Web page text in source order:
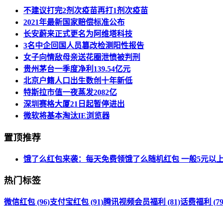
不建议打完2剂次疫苗再打1剂次疫苗
2021年最新国家赔偿标准公布
长安蔚来正式更名为阿维塔科技
3名中企回国人员篡改检测阳性报告
女子向情敌母亲送花圈泄愤被判刑
贵州茅台一季度净利139.54亿元
北京户籍人口出生数创十年新低
特斯拉市值一夜蒸发2082亿
深圳赛格大厦21日起暂停进出
微软将基本淘汰IE浏览器
置顶推荐
饿了么红包来袭：每天免费领饿了么随机红包 一般5元以上
热门标签
微信红包 (96)支付宝红包 (91)腾讯视频会员福利 (81)话费福利